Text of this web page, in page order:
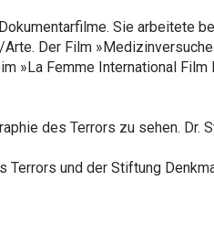
Sie arbeitete
Der Film
»La Femme International Film
des Terrors zu sehen. Dr.
Terrors und der Stiftung